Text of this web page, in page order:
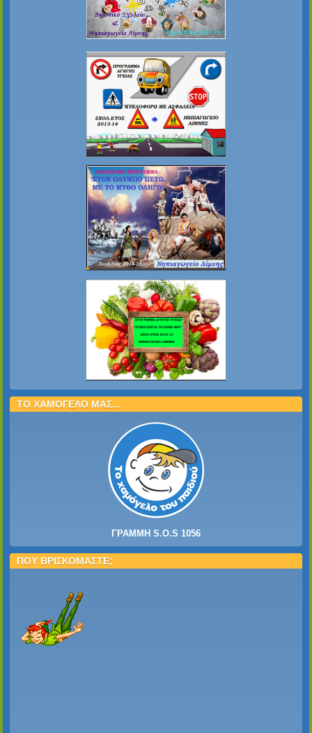
ΤΟ ΧΑΜΟΓΕΛΟ ΜΑΣ...
ΓΡΑΜΜΗ S.O.S 1056
ΠΟΥ ΒΡΙΣΚΟΜΑΣΤΕ;